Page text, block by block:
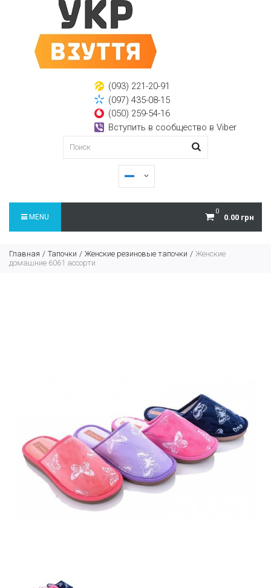
(093) 221-20-91
(097) 435-08-15
(050) 259-54-16
Вступить в сообщество в Viber
0
0.00 грн
MENU
Главная Тапочки Женские резиновые тапочки
Женские
домашние 6061 ассорти